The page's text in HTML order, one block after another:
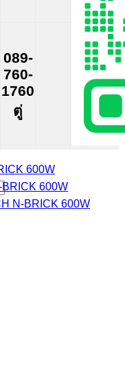
089-
760-
1760
ตู่